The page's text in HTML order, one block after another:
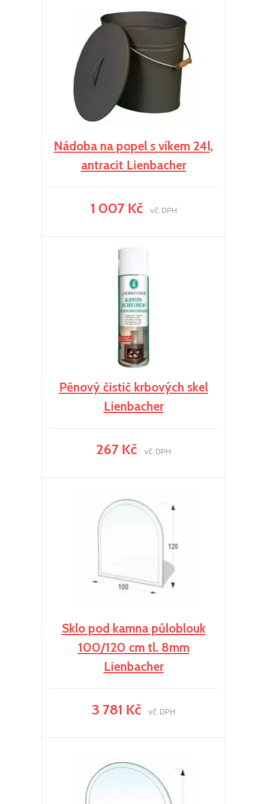
Nádoba na popel s víkem 24l,
antracit Lienbacher
1 007 Kč vč. DPH
Pěnový čistič krbových skel
Lienbacher
267 Kč vč. DPH
Sklo pod kamna půloblouk
100/120 cm tl. 8mm
Lienbacher
3 781 Kč vč. DPH